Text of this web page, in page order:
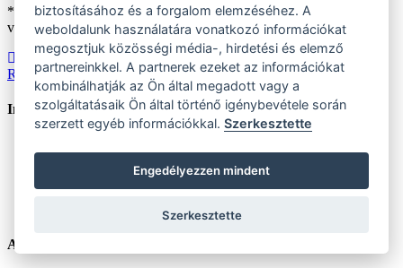
* A kedvezmények csak a „Raktáron” jelöléssel ellátott méretekre
vonatkoznak.
Rendelés státusz / nyomon követés
Ověřte aktuální stav doručení.
Reklamáció / visszatérési státusz Zkontrolujte průběh řešení požadavku.
Információ
Feltételek és feltételek
Adatvédelmi irányelvek
Az ügyfelek számára
biztosításához és a forgalom elemzéséhez. A
weboldalunk használatára vonatkozó információkat
megosztjuk közösségi média-, hirdetési és elemző
partnereinkkel. A partnerek ezeket az információkat
kombinálhatják az Ön által megadott vagy a
szolgáltatásaik Ön által történő igénybevétele során
szerzett egyéb információkkal.Szerkesztette
Engedélyezzen mindent
Szerkesztette